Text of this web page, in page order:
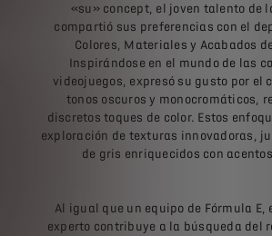
«su» concept, el joven talento de
compartió sus preferencias con el
Colores, Materiales y Acabados
Inspirándose en el mundo de las
videojuegos, expresó su gusto por el
tonos oscuros y monocromáticos,
discretos toques de color. Estos
exploración de texturas innovadoras,
de gris enriquecidos con
Al igual que un equipo de Fórmula E,
experto contribuye a la búsqueda del